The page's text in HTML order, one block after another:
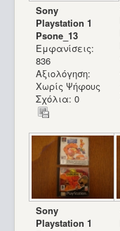
Sony
Playstation 1
Psone_13
Εμφανίσεις:
836
Αξιολόγηση:
Χωρίς Ψήφους
Σχόλια: 0
Sony
Playstation 1